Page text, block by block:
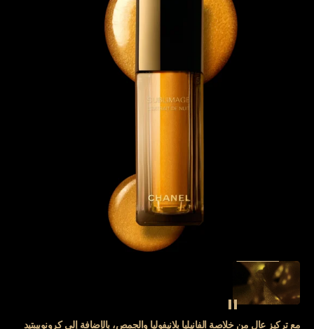
إيقاف فيديو الديكور
SEE THE FILM
مع تركيز عالٍ من خلاصة الفانيليا بلانيفوليا والجمص، بالإضافة إلى كرونوبيبتيد